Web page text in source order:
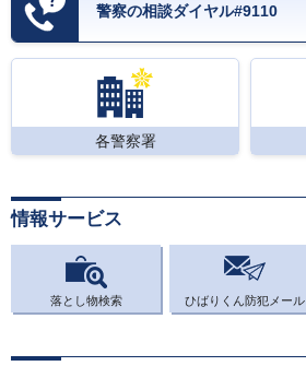
警察の相談ダイヤル#9110
各警察署
情報サービス
落とし物検索 ひばりくん防犯メール